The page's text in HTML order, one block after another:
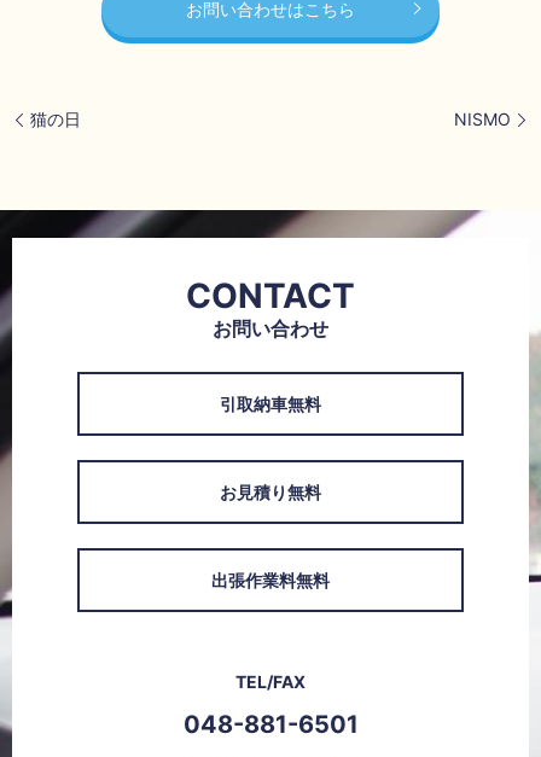
お問い合わせはこちら
猫の日 NISMO
CONTACT
お問い合わせ
引取納車無料
お見積り無料
出張作業料無料
TEL/FAX
048-881-6501